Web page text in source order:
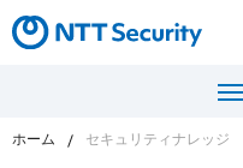
ホーム セキュリティナレッジ